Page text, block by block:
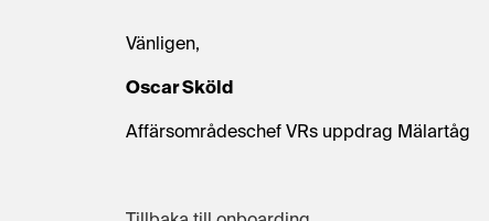
Vänligen,
Oscar Sköld
Affärsområdeschef VRs uppdrag Mälartåg